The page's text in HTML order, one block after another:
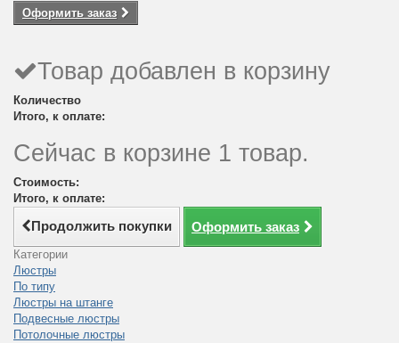
Оформить заказ
Товар добавлен в корзину
Количество
Итого, к оплате:
Сейчас в корзине 1 товар.
Стоимость:
Итого, к оплате:
Продолжить покупки Оформить заказ
Категории
Люстры
По типу
Люстры на штанге
Подвесные люстры
Потолочные люстры